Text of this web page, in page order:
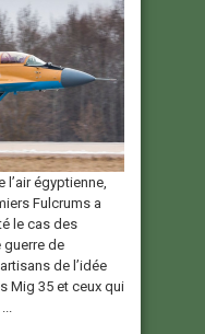
l’air égyptienne,
Fulcrums a
le cas des
guerre de
de l’idée
Mig 35 et ceux qui